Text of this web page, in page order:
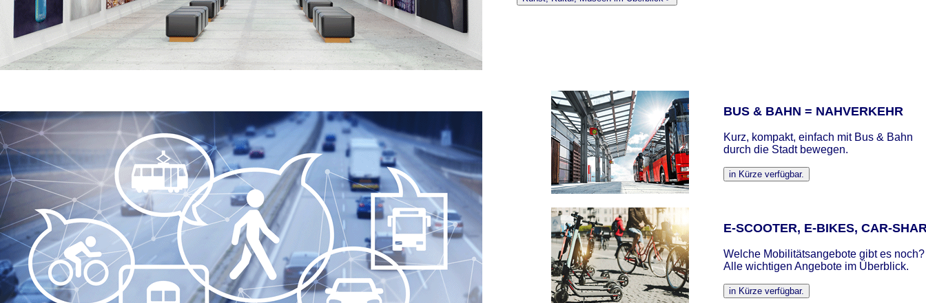
BUS & BAHN = NAHVERKEHR
Kurz, kompakt, einfach mit Bus & Bahn
durch die Stadt bewegen.
E-SCOOTER, E-BIKES, CAR-
Welche Mobilitätsangebote gibt es noch?
Alle wichtigen Angebote im Überblick.